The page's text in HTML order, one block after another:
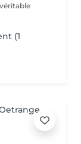
(1